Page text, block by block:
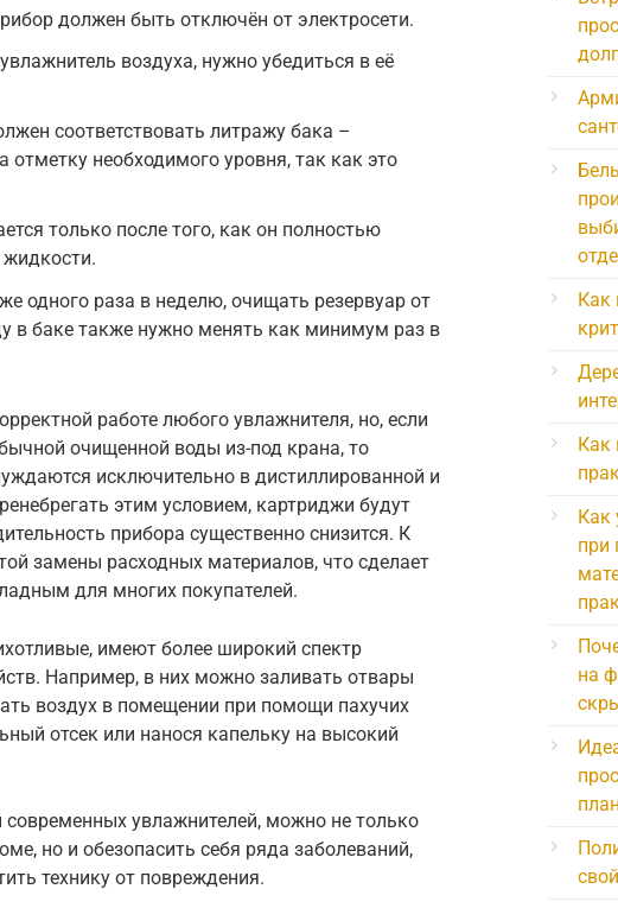
должен быть отключён от электросети.
воздуха, нужно убедиться в её
соответствовать литражу бака –
отметку необходимого уровня, так как это
только после того, как он полностью
жидкости.
одного раза в неделю, очищать резервуар от
в баке также нужно менять как минимум раз в
работе любого увлажнителя, но, если
очищенной воды из-под крана, то
исключительно в дистиллированной и
этим условием, картриджи будут
прибора существенно снизится. К
замены расходных материалов, что сделает
для многих покупателей.
имеют более широкий спектр
Например, в них можно заливать отвары
воздух в помещении при помощи пахучих
отсек или нанося капельку на высокий
увлажнителей, можно не только
но и обезопасить себя ряда заболеваний,
технику от повреждения.
Как
Как
Как
при
на